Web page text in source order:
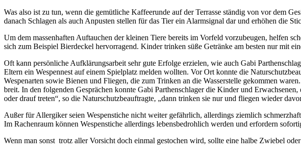
Was also ist zu tun, wenn die gemütliche Kaffeerunde auf der Terrasse ständig von vor dem
danach Schlagen als auch Anpusten stellen für das Tier ein Alarmsignal dar und erhöhen die
Um dem massenhaften Auftauchen der kleinen Tiere bereits im Vorfeld vorzubeugen, helfen
sich zum Beispiel Bierdeckel hervorragend. Kinder trinken süße Getränke am besten nur mit
Oft kann persönliche Aufklärungsarbeit sehr gute Erfolge erzielen, wie auch Gabi
Eltern ein Wespennest auf einem Spielplatz melden wollten. Vor Ort konnte die
Wespenarten sowie Bienen und Fliegen, die zum Trinken an die Wasserstelle gekommen
breit. In den folgenden Gesprächen konnte Gabi Parthenschlager die Kinder und
oder drauf treten“, so die Naturschutzbeauftragte, „dann trinken sie nur und fliegen wieder
Außer für Allergiker seien Wespenstiche nicht weiter gefährlich, allerdings ziemlich
Im Rachenraum können Wespenstiche allerdings lebensbedrohlich werden und erfordern
Wenn man sonst trotz aller Vorsicht doch einmal gestochen wird, sollte eine halbe Zwiebel